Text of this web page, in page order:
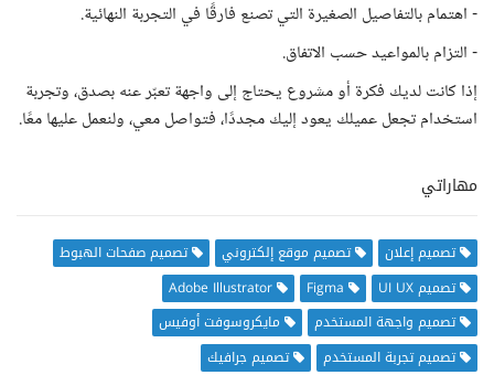
- اهتمام بالتفاصيل الصغيرة التي تصنع فارقًا في التجربة النهائية.
- التزام بالمواعيد حسب الاتفاق.
إذا كانت لديك فكرة أو مشروع يحتاج إلى واجهة تعبّر عنه بصدق، وتجربة
استخدام تجعل عميلك يعود إليك مجددًا، فتواصل معي، ولنعمل عليها معًا.
مهاراتي
تصميم إعلان تصميم موقع إلكتروني
تصميم صفحات الهبوط
تصميم UI UX
Figma
Adobe Illustrator
تصميم واجهة المستخدم
مايكروسوفت أوفيس
تصميم تجربة المستخدم
تصميم جرافيك